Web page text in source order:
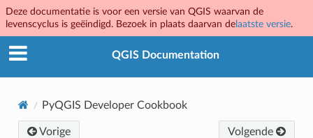
Deze documentatie is voor een versie van QGIS waarvan de
levenscyclus is geëindigd. Bezoek in plaats daarvan de laatste versie.
QGIS Documentation
PyQGIS Developer Cookbook
Vorige Volgende